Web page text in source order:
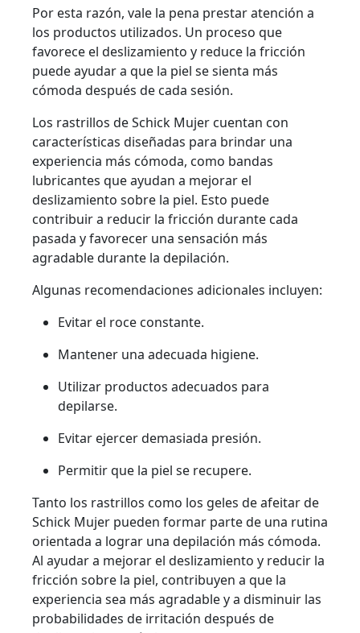
Por esta razón, vale la pena prestar atención a
los productos utilizados. Un proceso que
favorece el deslizamiento y reduce la fricción
puede ayudar a que la piel se sienta más
cómoda después de cada sesión.
Los rastrillos de Schick Mujer cuentan con
características diseñadas para brindar una
experiencia más cómoda, como bandas
lubricantes que ayudan a mejorar el
deslizamiento sobre la piel. Esto puede
contribuir a reducir la fricción durante cada
pasada y favorecer una sensación más
agradable durante la depilación.
Algunas recomendaciones adicionales incluyen:
Evitar el roce constante.
Mantener una adecuada higiene.
Utilizar productos adecuados para
depilarse.
Evitar ejercer demasiada presión.
Permitir que la piel se recupere.
Tanto los rastrillos como los geles de afeitar de
Schick Mujer pueden formar parte de una rutina
orientada a lograr una depilación más cómoda.
Al ayudar a mejorar el deslizamiento y reducir la
fricción sobre la piel, contribuyen a que la
experiencia sea más agradable y a disminuir las
probabilidades de irritación después de